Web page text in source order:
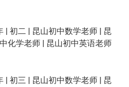
| 初二 | 昆山初中数学老师 | 昆
化学老师 | 昆山初中英语老师
| 初三 | 昆山初中数学老师 | 昆